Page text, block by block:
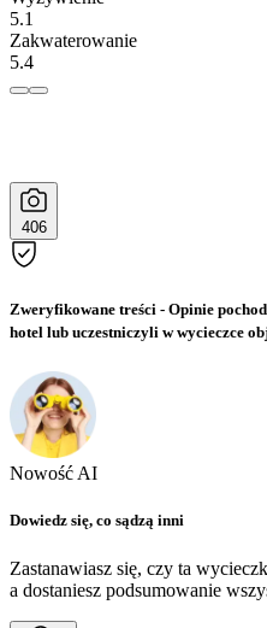
5.1
Zakwaterowanie
5.4
406
Zweryfikowane treści - Opinie
hotel lub uczestniczyli w wycieczce
Nowość AI
Dowiedz się, co sądzą inni
Zastanawiasz się, czy ta
a dostaniesz podsumowanie